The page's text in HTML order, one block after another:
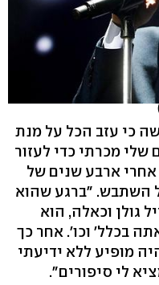
כי עזב הכל על מנת
מכרתי כדי לעזור
ארבע שנים של
השתבש. "ברגע שהוא
גולן וכאלה, הוא
בכלל' וכו'. אחר כך
מופיע ללא ידיעתי
לי סיפורים".